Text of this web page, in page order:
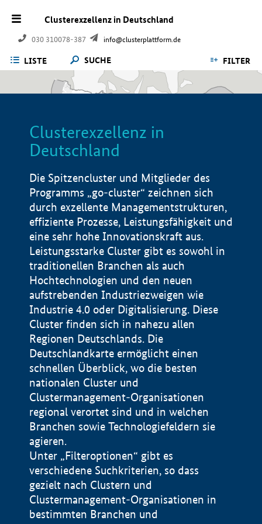
Clusterexzellenz in Deutschland
030 310078-387 info@clusterplattform.de
LISTE SUCHE FILTER
Clusterexzellenz in
Deutschland
Die Spitzencluster und Mitglieder des
Programms „go-cluster“ zeichnen sich
durch exzellente Managementstrukturen,
effiziente Prozesse, Leistungsfähigkeit und
eine sehr hohe Innovationskraft aus.
Leistungsstarke Cluster gibt es sowohl in
traditionellen Branchen als auch
Hochtechnologien und den neuen
aufstrebenden Industriezweigen wie
Industrie 4.0 oder Digitalisierung. Diese
Cluster finden sich in nahezu allen
Regionen Deutschlands. Die
Deutschlandkarte ermöglicht einen
schnellen Überblick, wo die besten
nationalen Cluster und
Clustermanagement-Organisationen
regional verortet sind und in welchen
Branchen sowie Technologiefeldern sie
agieren.
Unter „Filteroptionen“ gibt es
verschiedene Suchkriterien, so dass
gezielt nach Clustern und
Clustermanagement-Organisationen in
bestimmten Branchen und
Impressum
Datenschutzerklärung
BMWE, 2026 ©
100 km © Geobasis-DE / BKG 2015